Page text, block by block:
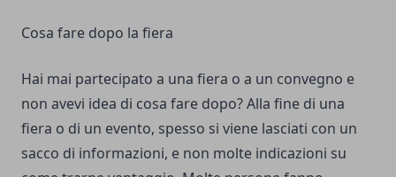
Cosa fare dopo la fiera
Hai mai partecipato a una fiera o a un convegno e
non avevi idea di cosa fare dopo? Alla fine di una
fiera o di un evento, spesso si viene lasciati con un
sacco di informazioni, e non molte indicazioni su